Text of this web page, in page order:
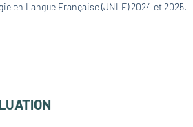
en Langue Française (JNLF) 2024 et 2025.